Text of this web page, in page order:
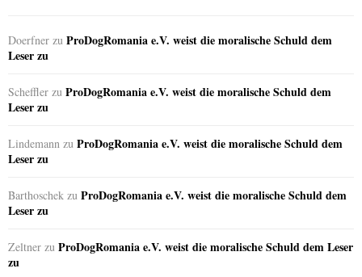
Doerfner zu ProDogRomania e.V. weist die moralische Schuld dem
Leser zu
Scheffler zu ProDogRomania e.V. weist die moralische Schuld dem
Leser zu
Lindemann zu ProDogRomania e.V. weist die moralische Schuld dem
Leser zu
Barthoschek zu ProDogRomania e.V. weist die moralische Schuld dem
Leser zu
Zeltner zu ProDogRomania e.V. weist die moralische Schuld dem Leser
zu